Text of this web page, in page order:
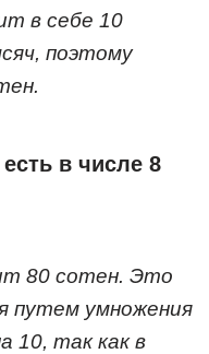
в себе 10
поэтому
в числе 8
80 сотен. Это
путем умножения
10, так как в